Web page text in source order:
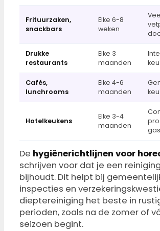
Frituurzaken,
snackbars
Elke 6-8
weken
Drukke
restaurants
Elke 3
maanden
Cafés,
lunchrooms
Elke 4-6
maanden
Hotelkeukens
Elke 3-4
maanden
De hygiënerichtlijnen voor
schrijven voor dat je een
bijhoudt. Dit helpt bij
inspecties en
dieptereiniging het beste in
perioden, zoals na de zomer of
seizoen begint.